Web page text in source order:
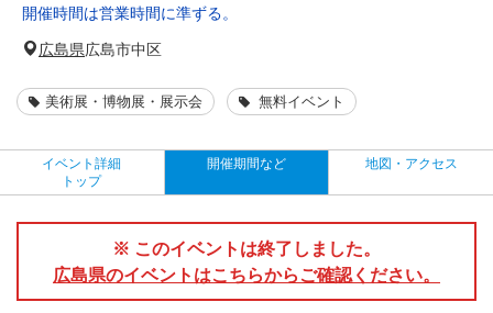
開催時間は営業時間に準ずる。
広島県広島市中区
美術展・博物展・展示会 無料イベント
イベント詳細
トップ
開催期間など 地図・アクセス
※ このイベントは終了しました。
広島県のイベントはこちらからご確認ください。